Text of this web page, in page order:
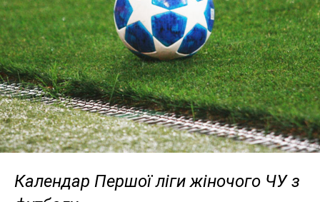
Календар Першої ліги жіночого ЧУ з